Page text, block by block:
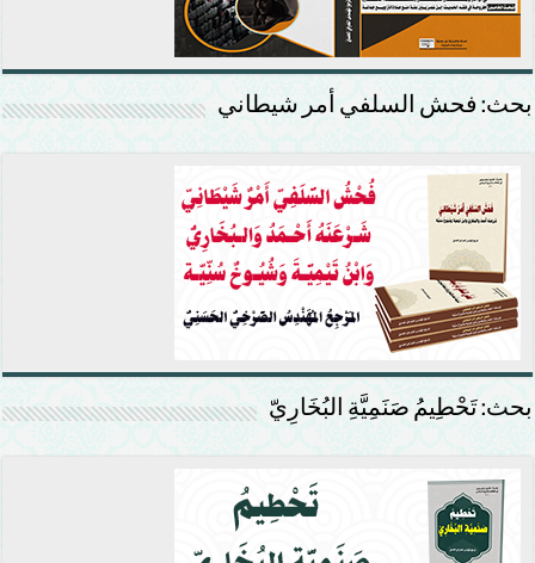
بحث: فحش السلفي أمر شيطاني
بحث: تَحْطِيمُ صَنَمِيَّةِ البُخَارِيّ